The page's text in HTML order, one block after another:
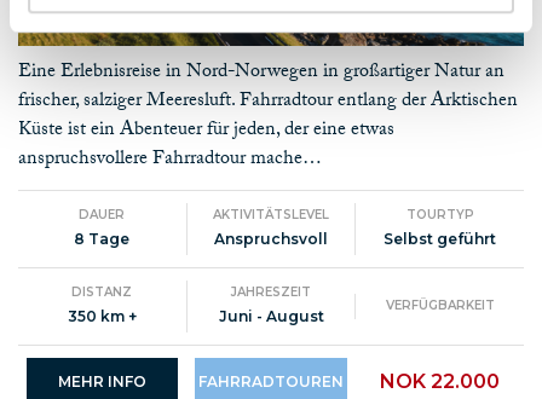
Eine Erlebnisreise in Nord-Norwegen in großartiger Natur an
frischer, salziger Meeresluft. Fahrradtour entlang der Arktischen
Küste ist ein Abenteuer für jeden, der eine etwas
anspruchsvollere Fahrradtour mache…
DAUER
8 Tage
AKTIVITÄTSLEVEL
Anspruchsvoll
TOURTYP
Selbst geführt
DISTANZ
350 km +
JAHRESZEIT
Juni - August
VERFÜGBARKEIT
MEHR INFO FAHRRADTOUREN NOK 22.000